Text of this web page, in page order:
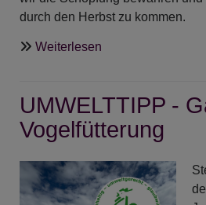
durch den Herbst zu kommen.
Weiterlesen
Noah
und
die
Vogelhäuser
UMWELTTIPP -
Vogelfütterung